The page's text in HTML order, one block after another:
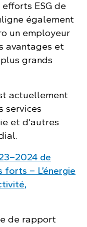
ESG de
également
un employeur
avantages et
plus grands
actuellement
services
et d’autres
de
– L’énergie
de rapport